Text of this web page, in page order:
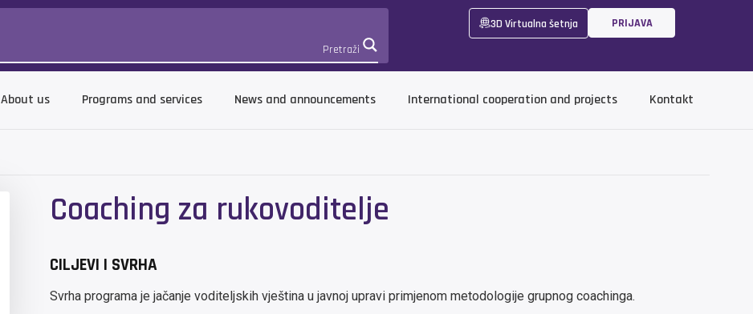
Pretraži
3D Virtualna šetnja PRIJAVA
About us Programs and services News and announcements International cooperation and projects Kontakt
Coaching za rukovoditelje
CILJEVI I SVRHA
Svrha programa je jačanje voditeljskih vještina u javnoj upravi primjenom metodologije grupnog coachinga.